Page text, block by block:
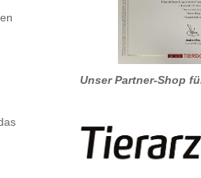
Unser Partner-Shop